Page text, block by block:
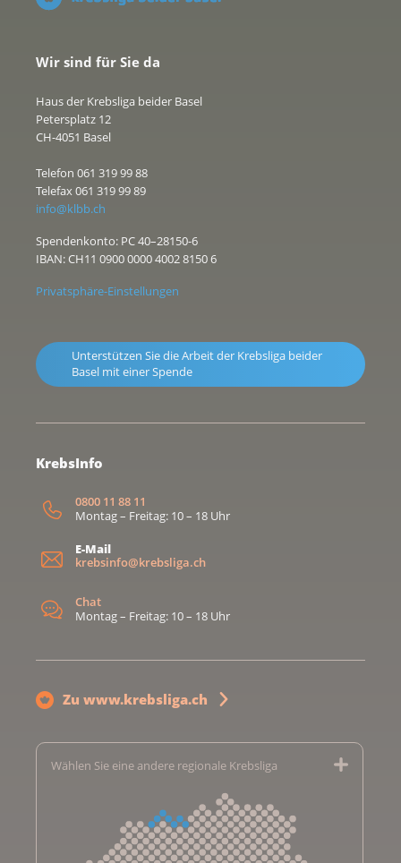
Wir sind für Sie da
Haus der Krebsliga beider Basel
Petersplatz 12
CH-4051 Basel
Telefon 061 319 99 88
Telefax 061 319 99 89
info@klbb.ch
Spendenkonto: PC 40–28150-6
IBAN: CH11 0900 0000 4002 8150 6
Privatsphäre-Einstellungen
Unterstützen Sie die Arbeit der Krebsliga beider
Basel mit einer Spende
KrebsInfo
0800 11 88 11
Montag – Freitag: 10 – 18 Uhr
E-Mail
krebsinfo@krebsliga.ch
Chat
Montag – Freitag: 10 – 18 Uhr
Zu www.krebsliga.ch
Wählen Sie eine andere regionale Krebsliga